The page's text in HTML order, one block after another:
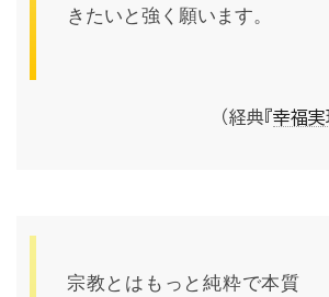
きたいと強く願います。
（経典『幸福
宗教とはもっと純粋で本質